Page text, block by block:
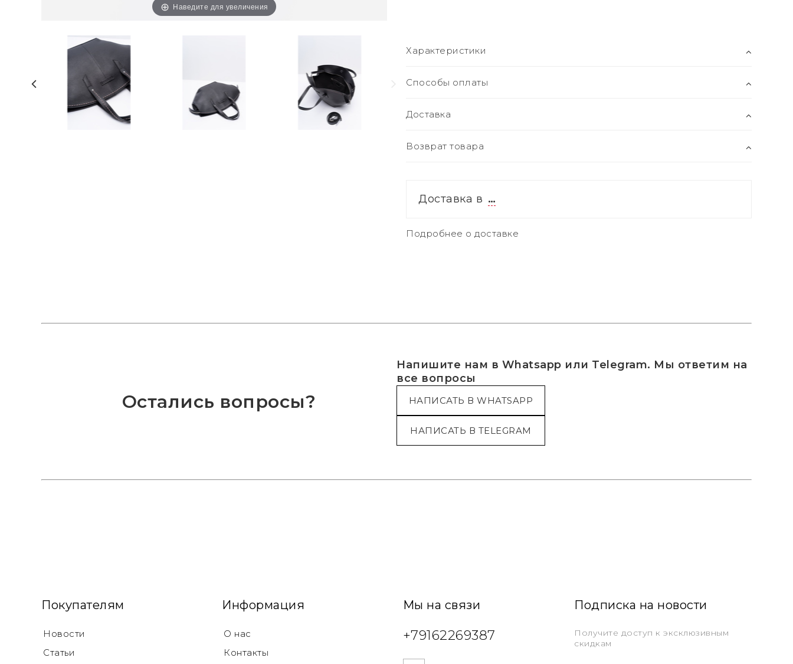
Наведите для увеличения
Характеристики
Способы оплаты
Доставка
Возврат товара
Доставка в …
Подробнее о доставке
Остались вопросы?
Напишите нам в Whatsapp или Telegram. Мы ответим на
все вопросы
НАПИСАТЬ В WHATSAPP
НАПИСАТЬ В TELEGRAM
Покупателям
Новости
Статьи
Информация
О нас
Контакты
Мы на связи
+79162269387
Подписка на новости
Получите доступ к эксклюзивным
скидкам